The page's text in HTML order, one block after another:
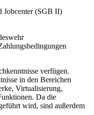
(SGB II)
verfügen.
in den Bereichen
Virtualisierung,
Da die
wird, sind außerdem